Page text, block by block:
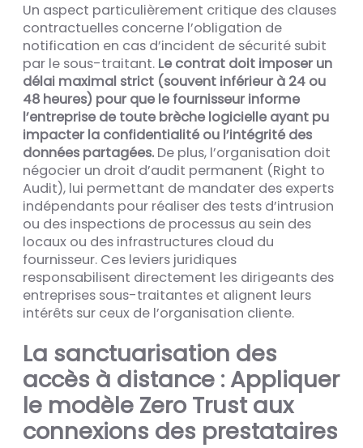
Un aspect particulièrement critique des clauses
contractuelles concerne l’obligation de
notification en cas d’incident de sécurité subit
par le sous-traitant. Le contrat doit imposer un
délai maximal strict (souvent inférieur à 24 ou
48 heures) pour que le fournisseur informe
l’entreprise de toute brèche logicielle ayant pu
impacter la confidentialité ou l’intégrité des
données partagées. De plus, l’organisation doit
négocier un droit d’audit permanent (Right to
Audit), lui permettant de mandater des experts
indépendants pour réaliser des tests d’intrusion
ou des inspections de processus au sein des
locaux ou des infrastructures cloud du
fournisseur. Ces leviers juridiques
responsabilisent directement les dirigeants des
entreprises sous-traitantes et alignent leurs
intérêts sur ceux de l’organisation cliente.
La sanctuarisation des
accès à distance : Appliquer
le modèle Zero Trust aux
connexions des prestataires